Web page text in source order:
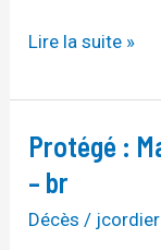
Lire la suite »
Protégé :
– br
Décès / jcordier
Protégé :
Maria